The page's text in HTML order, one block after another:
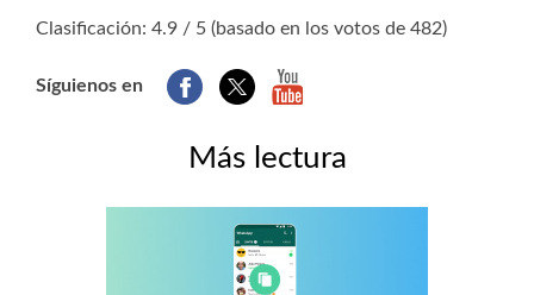
Clasificación: 4.9 / 5 (basado en los votos de 482)
Síguienos en
Más lectura